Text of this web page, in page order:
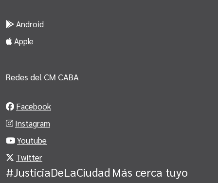
Android
Apple
Redes del CM CABA
Facebook
Instagram
Youtube
Twitter
#JusticiaDeLaCiudad Más cerca tuyo